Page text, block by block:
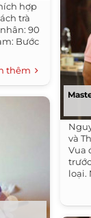
hợp
trà
90
Bước
thêm
và
Vua
loại.